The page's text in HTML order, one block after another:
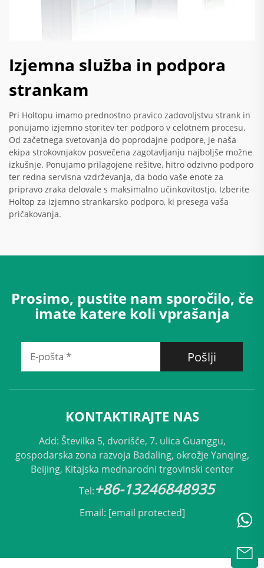
Izjemna služba in podpora
strankam
Pri Holtopu imamo prednostno pravico zadovoljstvu strank in
ponujamo izjemno storitev ter podporo v celotnem procesu.
Od začetnega svetovanja do poprodajne podpore, je naša
ekipa strokovnjakov posvečena zagotavljanju najboljše možne
izkušnje. Ponujamo prilagojene rešitve, hitro odzivno podporo
ter redna servisna vzdrževanja, da bodo vaše enote za
pripravo zraka delovale s maksimalno učinkovitostjo. Izberite
Holtop za izjemno strankarsko podporo, ki presega vaša
pričakovanja.
Prosimo, pustite nam sporočilo, če
imate katere koli vprašanja
Pošlji
KONTAKTIRAJTE NAS
Add: Številka 5, dvorišče, 7. ulica Guanggu,
gospodarska zona razvoja Badaling, okrožje Yanqing,
Beijing, Kitajska mednarodni trgovinski center
Tel:+86-13246848935
Email: [email protected]